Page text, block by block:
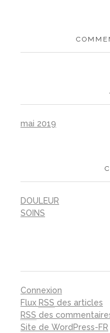
mai 2019
DOULEUR
SOINS
Connexion
Flux RSS des articles
RSS des
Site de WordPress-FR